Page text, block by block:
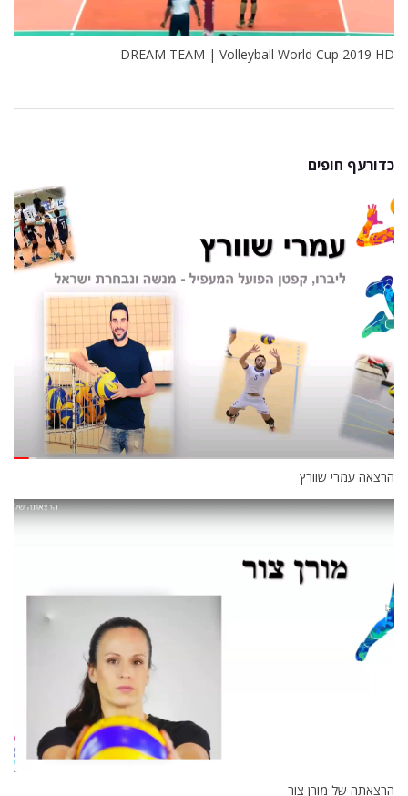
DREAM TEAM | Volleyball World Cup 2019 HD
כדורעף חופים
הרצאה עמרי שוורץ
הרצאתה של מורן צור